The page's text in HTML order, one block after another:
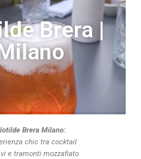
Brera |
Brera Milano:
chic tra cocktail
e tramonti mozzafiato